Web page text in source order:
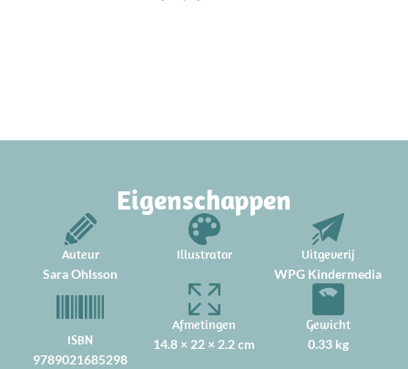
Eigenschappen
Auteur
Sara Ohlsson
Illustrator Uitgeverij
WPG Kindermedia
ISBN
9789021685298
Afmetingen
14.8 × 22 × 2.2 cm
Gewicht
0.33 kg